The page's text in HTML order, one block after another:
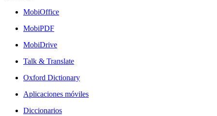
MobiOffice
MobiPDF
MobiDrive
Talk & Translate
Oxford Dictionary
Aplicaciones móviles
Diccionarios